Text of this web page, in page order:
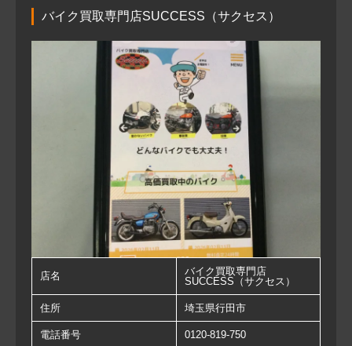
バイク買取専門店SUCCESS（サクセス）
店名
バイク買取専門店
SUCCESS（サクセス）
住所 埼玉県行田市
電話番号 0120-819-750